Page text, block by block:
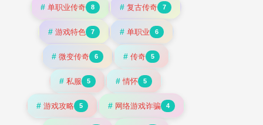
# 单职业传奇 8 # 复古传奇 7
# 游戏特色 7 # 单职业 6
# 微变传奇 6 # 传奇 5
# 私服 5 # 情怀 5
# 游戏攻略 5 # 网络游戏诈骗 4